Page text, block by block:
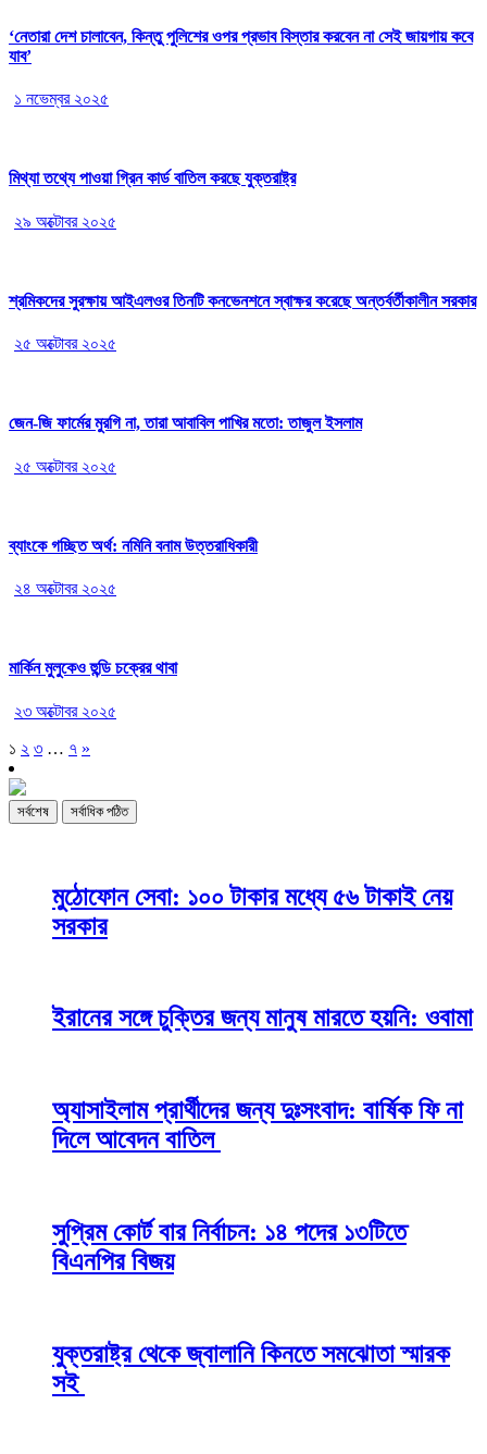
‘নেতারা দেশ চালাবেন, কিন্তু পুলিশের ওপর প্রভাব বিস্তার করবেন না সেই জায়গায় কবে
যাব’
১ নভেম্বর ২০২৫
মিথ্যা তথ্যে পাওয়া গ্রিন কার্ড বাতিল করছে যুক্তরাষ্ট্র
২৯ অক্টোবর ২০২৫
শ্রমিকদের সুরক্ষায় আইএলওর তিনটি কনভেনশনে স্বাক্ষর করেছে অন্তর্বর্তীকালীন সরকার
২৫ অক্টোবর ২০২৫
জেন-জি ফার্মের মুরগি না, তারা আবাবিল পাখির মতো: তাজুল ইসলাম
২৫ অক্টোবর ২০২৫
ব্যাংকে গচ্ছিত অর্থ: নমিনি বনাম উত্তরাধিকারী
২৪ অক্টোবর ২০২৫
মার্কিন মুলুকেও হুন্ডি চক্রের থাবা
২৩ অক্টোবর ২০২৫
১ ২ ৩ … ৭ »
সর্বশেষ সর্বাধিক পঠিত
মুঠোফোন সেবা: ১০০ টাকার মধ্যে ৫৬ টাকাই নেয়
সরকার
ইরানের সঙ্গে চুক্তির জন্য মানুষ মারতে হয়নি: ওবামা
অ্যাসাইলাম প্রার্থীদের জন্য দুঃসংবাদ: বার্ষিক ফি না
দিলে আবেদন বাতিল
সুপ্রিম কোর্ট বার নির্বাচন: ১৪ পদের ১৩টিতে
বিএনপির বিজয়
যুক্তরাষ্ট্র থেকে জ্বালানি কিনতে সমঝোতা স্মারক
সই